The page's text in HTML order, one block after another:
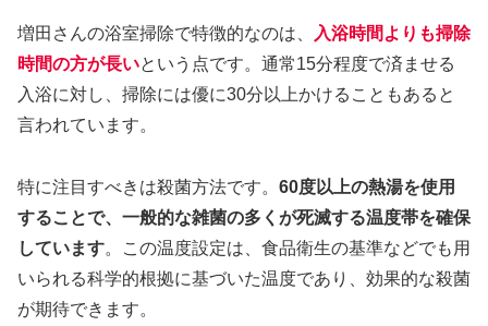
増田さんの浴室掃除で特徴的なのは、
入浴時間よりも掃除
時間の方が長いという点です。通常15分程度で済ませる
入浴に対し、掃除には優に30分以上かけることもあると
言われています。
特に注目すべきは殺菌方法です。 60度以上の熱湯を使用
することで、一般的な雑菌の多くが死滅する温度帯を確保
しています。この温度設定は、食品衛生の基準などでも用
いられる科学的根拠に基づいた温度であり、効果的な殺菌
が期待できます。